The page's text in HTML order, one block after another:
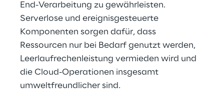
End-Verarbeitung zu gewährleisten.
Serverlose und ereignisgesteuerte
Komponenten sorgen dafür, dass
Ressourcen nur bei Bedarf genutzt werden,
Leerlaufrechenleistung vermieden wird und
die Cloud-Operationen insgesamt
umweltfreundlicher sind.